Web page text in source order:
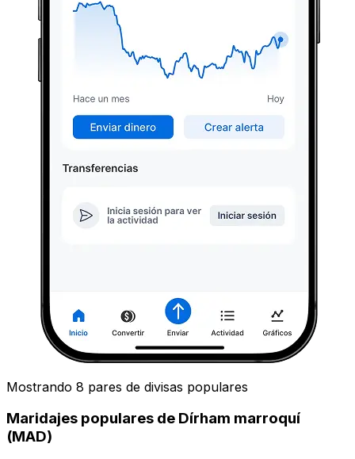
Mostrando 8 pares de divisas populares
Maridajes populares de Dírham marroquí
(MAD)